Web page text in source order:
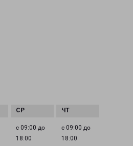
с 09:00 до
18:00
с 09:00 до
18:00